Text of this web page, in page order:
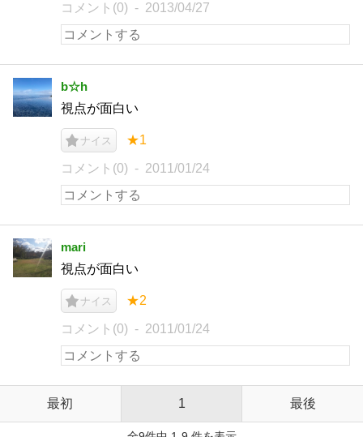
コメント(0) 2013/04/27
b☆h
視点が面白い
ナイス ★1
コメント(0) 2011/01/24
mari
視点が面白い
ナイス ★2
コメント(0) 2011/01/24
最初 1 最後